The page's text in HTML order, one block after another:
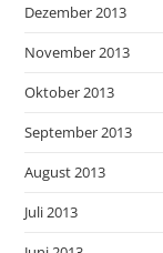
Dezember 2013
November 2013
Oktober 2013
September 2013
August 2013
Juli 2013